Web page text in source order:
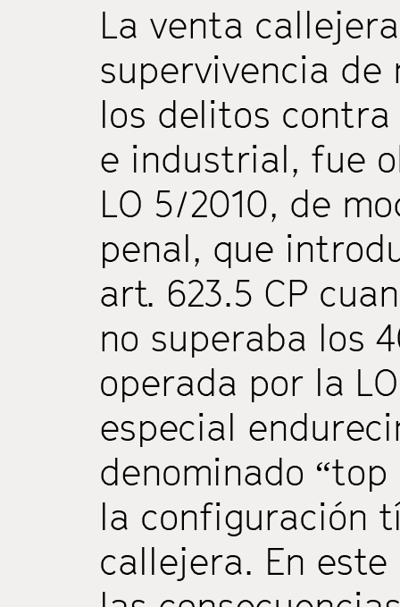
La venta
supervivencia de
los delitos
e industrial, fue
LO 5/2010, de
penal, que
art. 623.5 CP
no superaba los
operada por la
especial
denominado
la configuración
callejera. En